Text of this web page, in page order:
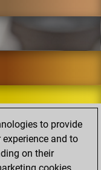
to provide
and to
on their